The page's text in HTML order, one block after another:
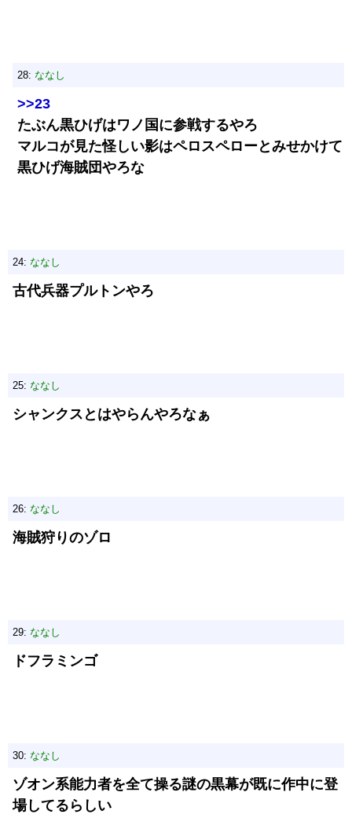
28: ななし
>>23
たぶん黒ひげはワノ国に参戦するやろ
マルコが見た怪しい影はペロスペローとみせかけて
黒ひげ海賊団やろな
24: ななし
古代兵器プルトンやろ
25: ななし
シャンクスとはやらんやろなぁ
26: ななし
海賊狩りのゾロ
29: ななし
ドフラミンゴ
30: ななし
ゾオン系能力者を全て操る謎の黒幕が既に作中に登
場してるらしい